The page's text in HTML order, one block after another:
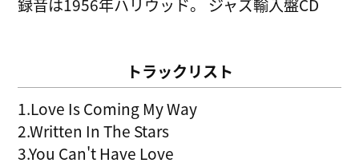
録音は1956年ハリウッド。 ジャズ輸入盤CD
トラックリスト
1.Love Is Coming My Way
2.Written In The Stars
3.You Can't Have Love